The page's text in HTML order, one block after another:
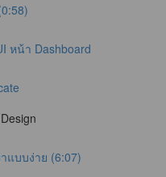
หน้า Dashboard
แบบง่าย (6:07)